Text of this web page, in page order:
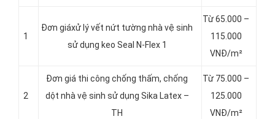
1
Đơn giáxử lý vết nứt tường nhà vệ sinh
sử dụng keo Seal N-Flex 1
Từ 65.000 –
115.000
VNĐ/m²
2
Đơn giá thi công chống thấm, chống
dột nhà vệ sinh sử dụng Sika Latex –
TH
Từ 75.000 –
125.000
VNĐ/m²